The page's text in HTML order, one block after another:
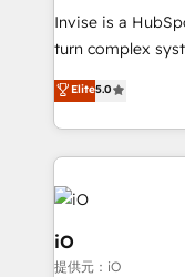
Manufacturers,
SaaS industries.
Invise is a
turn complex
We combine
management to
the fast-growing
250+ HubSpot
build a CRM
business goals. Talk to us if you’re looking to: -
Connect
reliable source of
Elite5.0
iO
提供元：iO